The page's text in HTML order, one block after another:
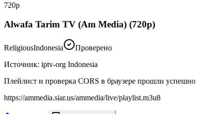
720p
Alwafa Tarim TV (Am Media) (720p)
ReligiousIndonesia
Проверено
Источник: iptv-org Indonesia
Плейлист и проверка CORS в браузере прошли успешно
https://ammedia.siar.us/ammedia/live/playlist.m3u8